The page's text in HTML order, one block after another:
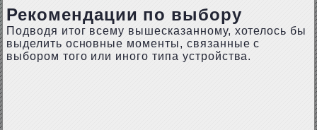
Рекомендации по выбору
Подводя итог всему вышесказанному, хотелось бы
выделить основные моменты, связанные с
выбором того или иного типа устройства.